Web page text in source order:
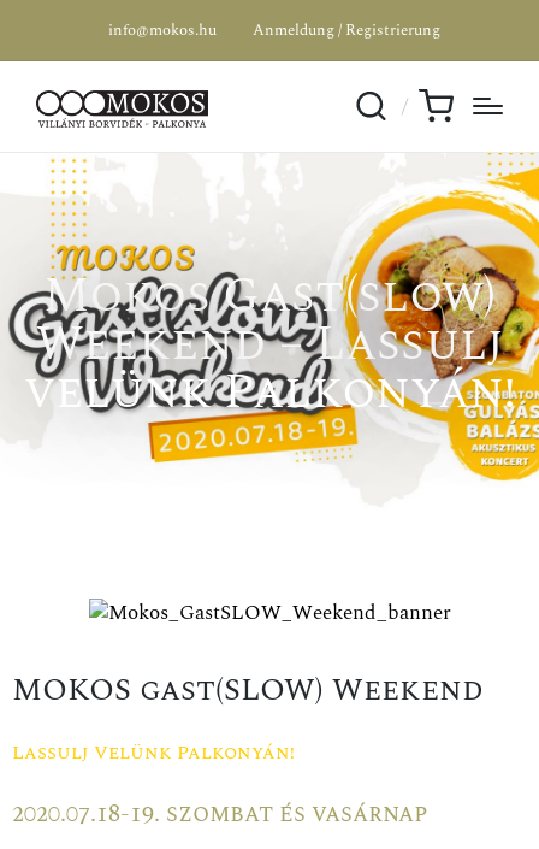
info@mokos.hu Anmeldung / Registrierung
Mokos Gast(slow)
Weekend – Lassulj
velünk Palkonyán!
MOKOS gast(SLOW) Weekend
Lassulj Velünk Palkonyán!
2020.07.18-19. szombat és vasárnap